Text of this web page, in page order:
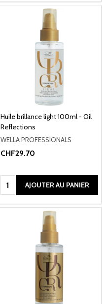
Huile brillance light 100ml - Oil
Reflections
WELLA PROFESSIONALS
CHF29.70
Quantité:AJOUTER AU PANIER